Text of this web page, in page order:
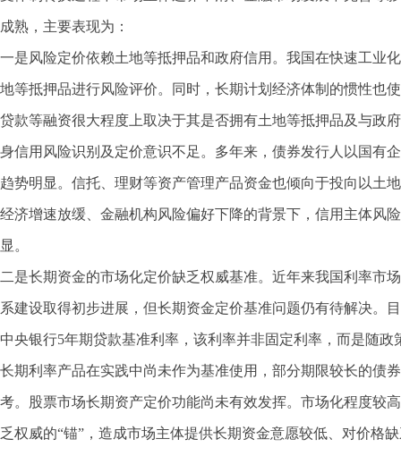
成熟，主要表现为：
一是风险定价依赖土地等抵押品和政府信用。我国在快速工业
地等抵押品进行风险评价。同时，长期计划经济体制的惯性也
贷款等融资很大程度上取决于其是否拥有土地等抵押品及与政
身信用风险识别及定价意识不足。多年来，债券发行人以国有
趋势明显。信托、理财等资产管理产品资金也倾向于投向以土
经济增速放缓、金融机构风险偏好下降的背景下，信用主体风
显。
二是长期资金的市场化定价缺乏权威基准。近年来我国利率市
系建设取得初步进展，但长期资金定价基准问题仍有待解决。
中央银行5年期贷款基准利率，该利率并非固定利率，而是随
长期利率产品在实践中尚未作为基准使用，部分期限较长的债
考。股票市场长期资产定价功能尚未有效发挥。市场化程度较
乏权威的“锚”，造成市场主体提供长期资金意愿较低、对价格